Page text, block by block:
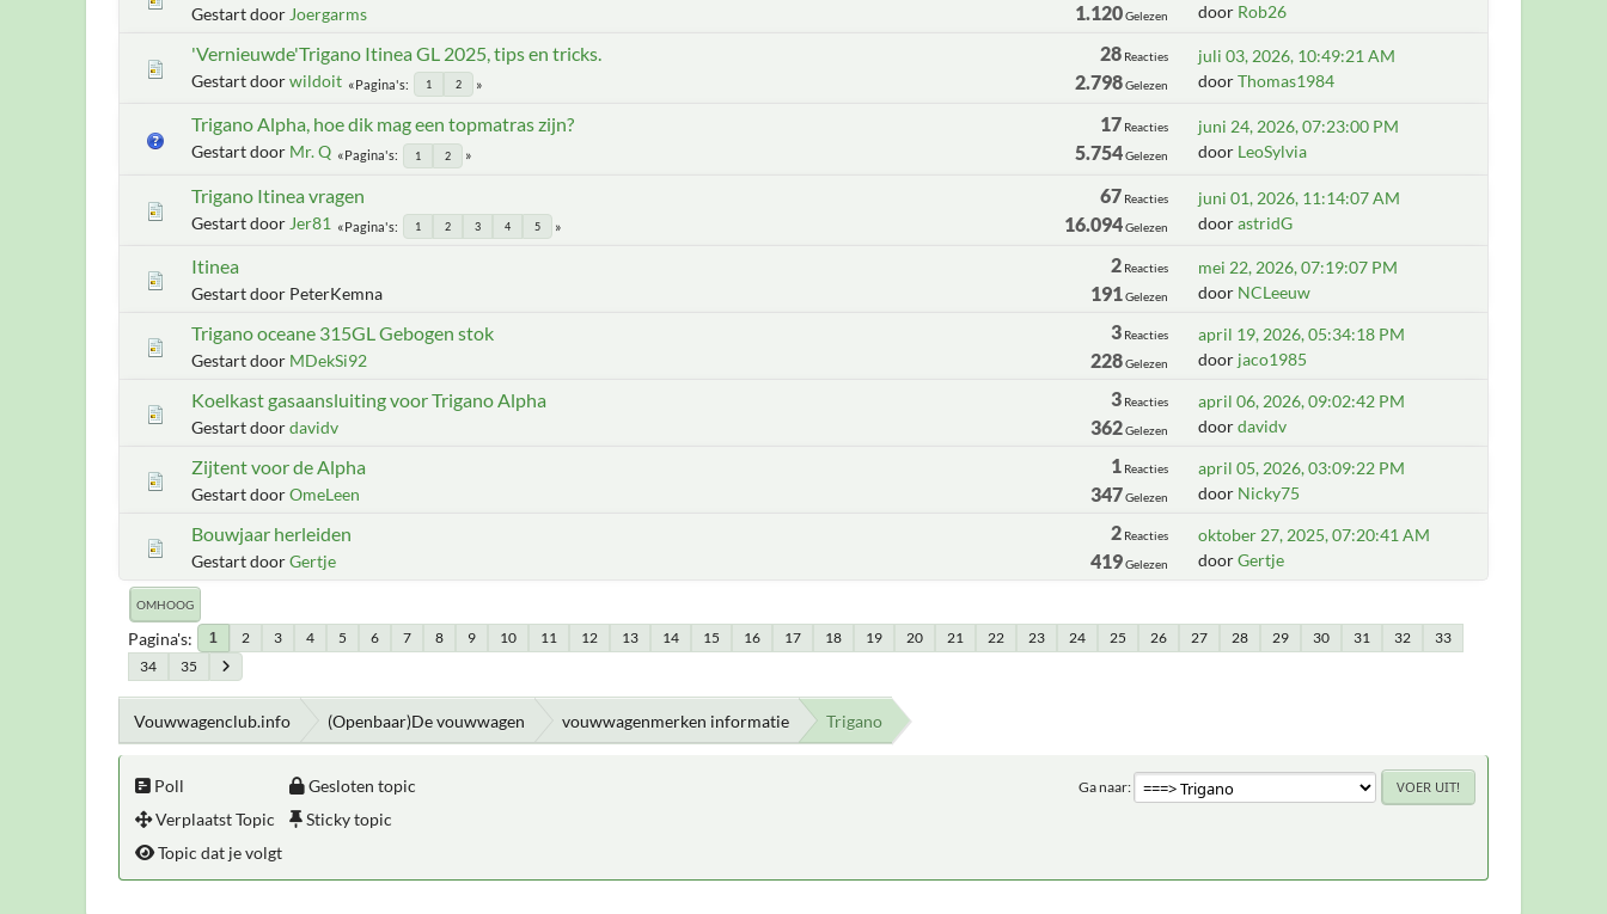
Gestart door Joergarms 1.120Gelezen
door Rob26
'Vernieuwde'Trigano Itinea GL 2025, tips en tricks.
Gestart doorwildoit Pagina's 1 2
28 Reacties
2.798Gelezen
juli 03, 2026, 10:49:21 AM
doorThomas1984
Trigano Alpha, hoe dik mag een topmatras zijn?
Gestart door Mr. Q Pagina's 1 2
17 Reacties
5.754Gelezen
juni 24, 2026, 07:23:00 PM
door LeoSylvia
Trigano Itinea vragen
Gestart door Jer81 Pagina's 1 2 3 4 5
67 Reacties
16.094Gelezen
juni 01, 2026, 11:14:07 AM
doorastridG
Itinea
Gestart door PeterKemna
2 Reacties
191 Gelezen
mei 22, 2026, 07:19:07 PM
door NCLeeuw
Trigano oceane 315GL Gebogen stok
Gestart door MDekSi92
3 Reacties
228Gelezen
april 19, 2026, 05:34:18 PM
door jaco1985
Koelkast gasaansluiting voor Trigano Alpha
Gestart doordavidv
3 Reacties
362Gelezen
april 06, 2026, 09:02:42 PM
doordavidv
Zijtent voor de Alpha
Gestart doorOmeLeen
1 Reacties
347Gelezen
april 05, 2026, 03:09:22 PM
door Nicky75
Bouwjaar herleiden
Gestart doorGertje
2 Reacties
419Gelezen
oktober 27, 2025, 07:20:41 AM
doorGertje
OMHOOG
Pagina's 1 2 3 4 5 6 7 8 9 10 11 12 13 14 15 16 17 18 19 20 21 22 23 24 25 26 27 28 29 30 31 32
33
34
35
Vouwwagenclub.info (Openbaar)De vouwwagen vouwwagenmerken informatie Trigano
Ga naar
Poll
Verplaatst Topic
Gesloten topic
Sticky topic
Topic dat je volgt